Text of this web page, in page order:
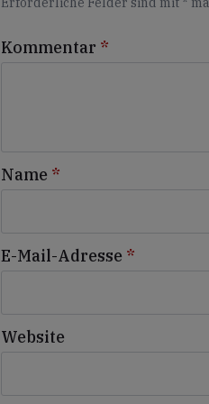
Kommentar *
Name *
E-Mail-Adresse *
Website